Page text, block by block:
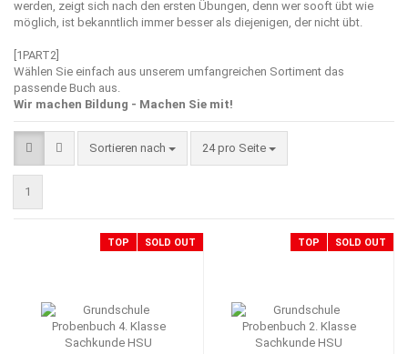
werden, zeigt sich nach den ersten Übungen, denn wer sooft übt wie
möglich, ist bekanntlich immer besser als diejenigen, der nicht übt.
[1PART2]
Wählen Sie einfach aus unserem umfangreichen Sortiment das
passende Buch aus.
Wir machen Bildung - Machen Sie mit!
Sortieren nach
Sortieren nach 24 pro Seite
pro Seite
1
TOP SOLD OUT TOP SOLD OUT